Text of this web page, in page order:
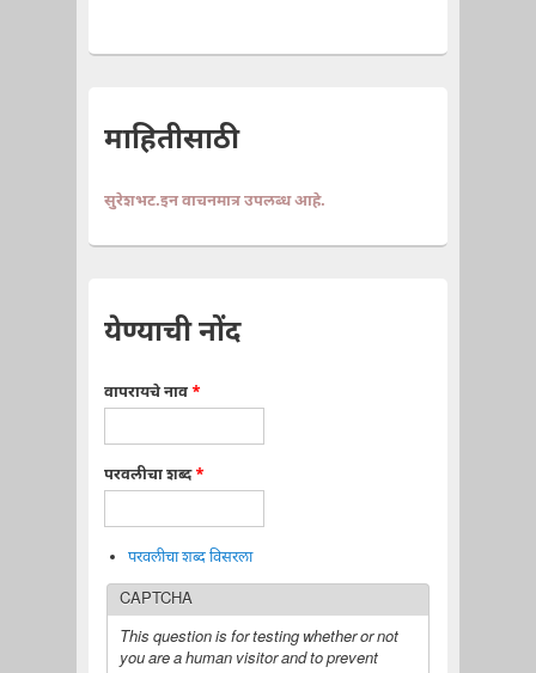
माहितीसाठी
सुरेशभट.इन वाचनमात्र उपलब्ध आहे.
येण्याची नोंद
वापरायचे नाव *
परवलीचा शब्द*
परवलीचा शब्द विसरला
CAPTCHA
This question is for testing whether or not
you are a human visitor and to prevent